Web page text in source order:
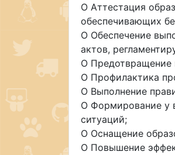
O Аттестация
обеспечивающих
O Обеспечение
актов,
O Предотвращение
O Профилактика
O Выполнение
O Формирование у
ситуаций;
O Оснащение
O Повышение